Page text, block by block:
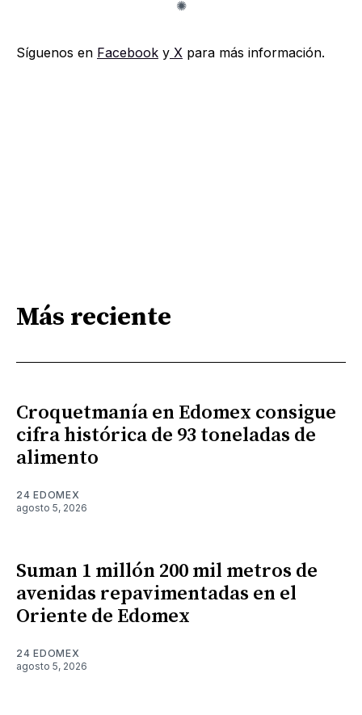
Síguenos en Facebook y X para más información.
Más reciente
Croquetmanía en Edomex consigue
cifra histórica de 93 toneladas de
alimento
24 EDOMEX
agosto 5, 2026
Suman 1 millón 200 mil metros de
avenidas repavimentadas en el
Oriente de Edomex
24 EDOMEX
agosto 5, 2026